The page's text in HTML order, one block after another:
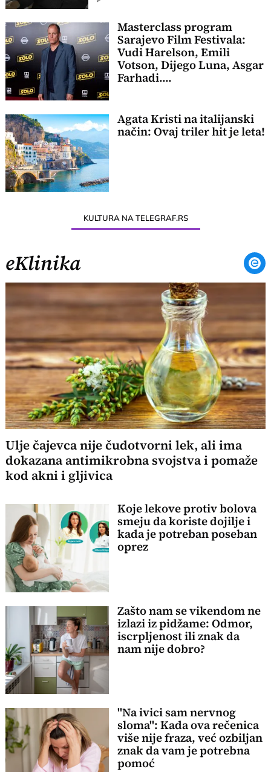
Masterclass program
Sarajevo Film Festivala:
Vudi Harelson, Emili
Votson, Dijego Luna, Asgar
Farhadi....
Agata Kristi na italijanski
način: Ovaj triler hit je leta!
KULTURA NA TELEGRAF.RS
eKlinika
Ulje čajevca nije čudotvorni lek, ali ima
dokazana antimikrobna svojstva i pomaže
kod akni i gljivica
Koje lekove protiv bolova
smeju da koriste dojilje i
kada je potreban poseban
oprez
Zašto nam se vikendom ne
izlazi iz pidžame: Odmor,
iscrpljenost ili znak da
nam nije dobro?
"Na ivici sam nervnog
sloma": Kada ova rečenica
više nije fraza, već ozbiljan
znak da vam je potrebna
pomoć